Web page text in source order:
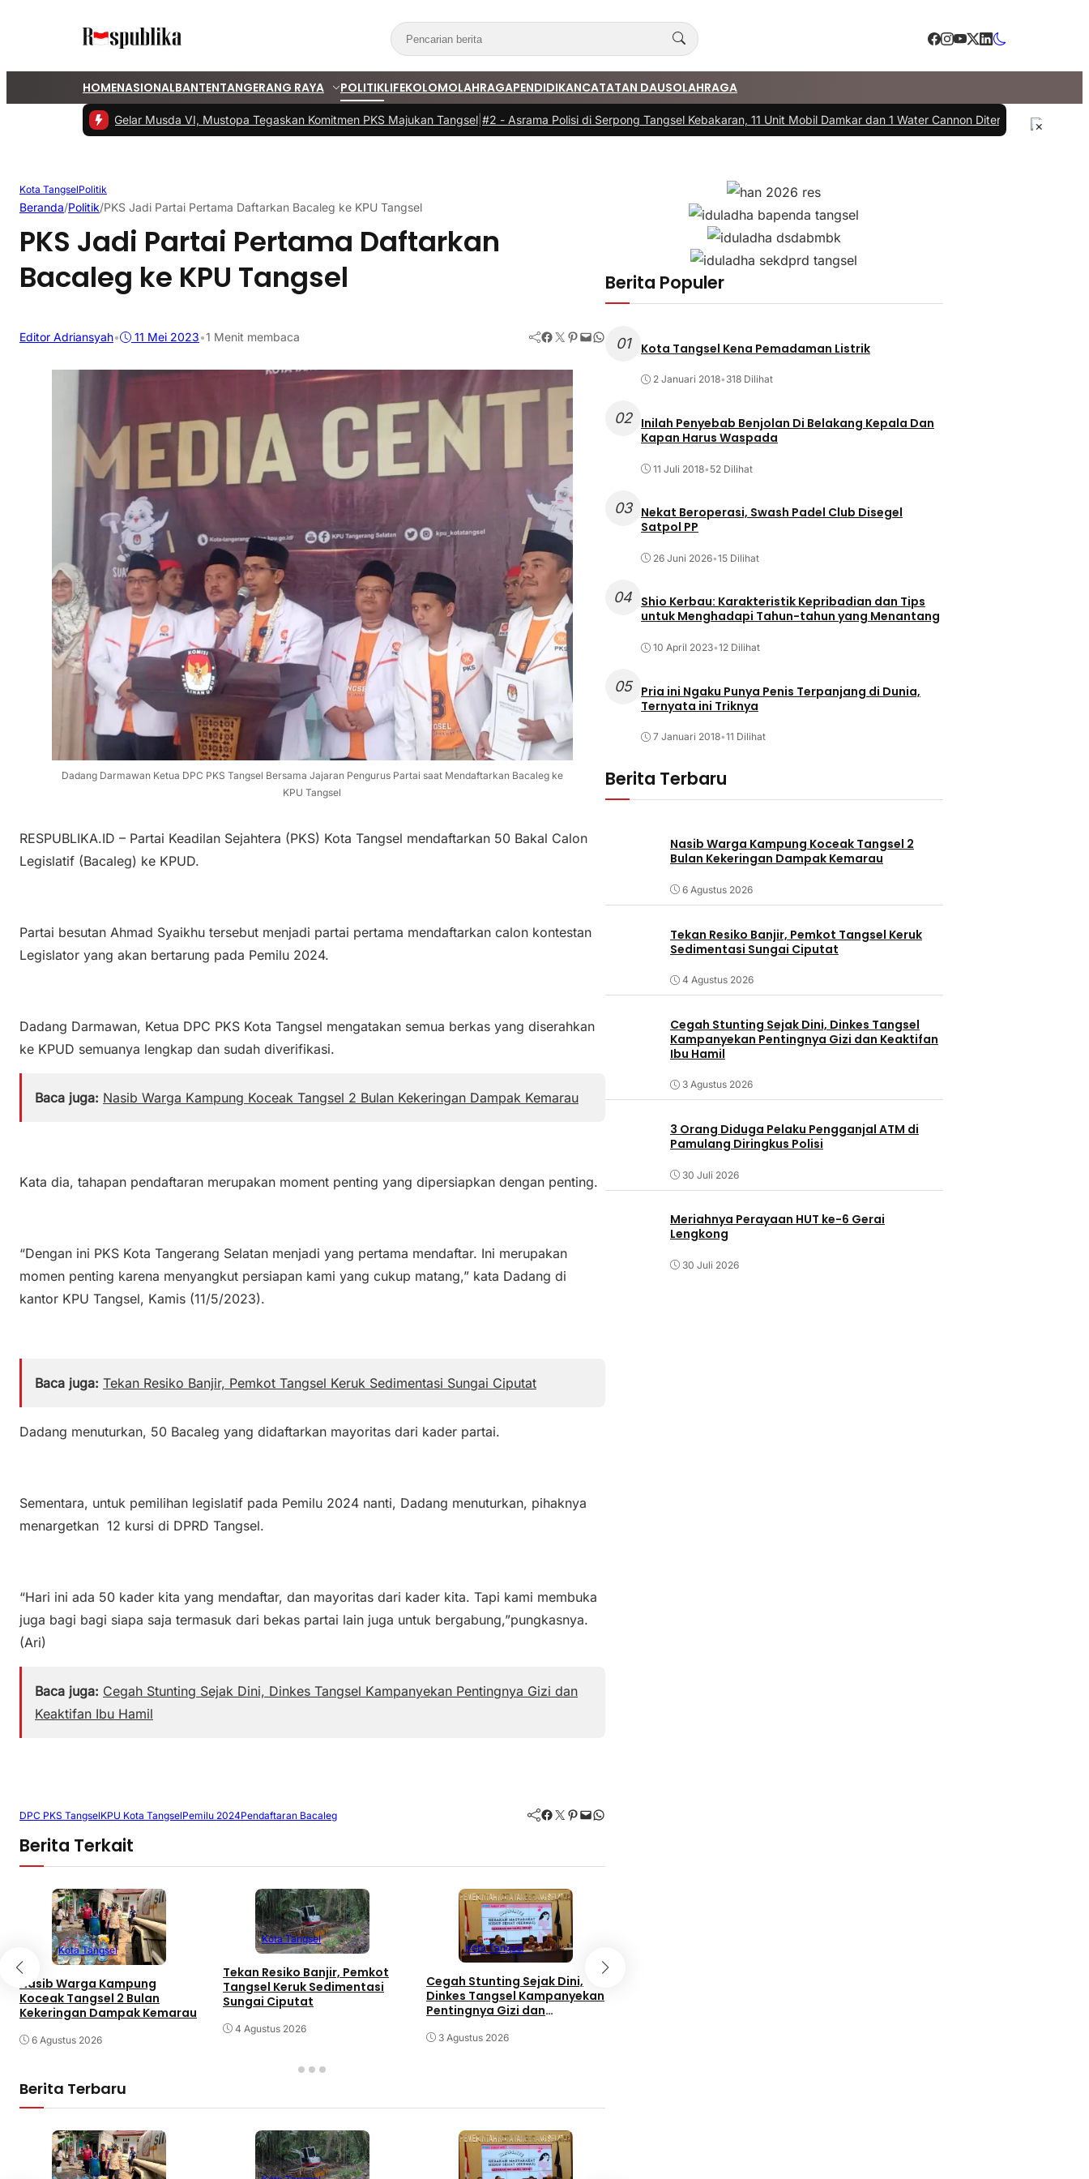
HOMENASIONALBANTENTANGERANG RAYA POLITIKLIFEKOLOMOLAHRAGAPENDIDIKANCATATAN DAUSOLAHRAGA
PKS Tangsel Gelar Musda VI, Mustopa Tegaskan Komitmen PKS Majukan Tangsel|#2 -Asrama Polisi di Serpong Tangsel Kebakaran, 11 Unit Mobil Damkar dan 1 Water Cannon Diterjunkan #3 -
Kota TangselPolitik
Beranda/Politik/PKS Jadi Partai Pertama Daftarkan Bacaleg ke KPU Tangsel
PKS Jadi Partai Pertama Daftarkan
Bacaleg ke KPU Tangsel
Editor Adriansyah• 11 Mei 2023•1 Menit membaca Facebook Twitter Pinterest Mail WhatsApp
Dadang Darmawan Ketua DPC PKS Tangsel Bersama Jajaran Pengurus Partai saat Mendaftarkan Bacaleg ke
KPU Tangsel
RESPUBLIKA.ID – Partai Keadilan Sejahtera (PKS) Kota Tangsel mendaftarkan 50 Bakal Calon
Legislatif (Bacaleg) ke KPUD.
Partai besutan Ahmad Syaikhu tersebut menjadi partai pertama mendaftarkan calon kontestan
Legislator yang akan bertarung pada Pemilu 2024.
Dadang Darmawan, Ketua DPC PKS Kota Tangsel mengatakan semua berkas yang diserahkan
ke KPUD semuanya lengkap dan sudah diverifikasi.
Baca juga: Nasib Warga Kampung Koceak Tangsel 2 Bulan Kekeringan Dampak Kemarau
Kata dia, tahapan pendaftaran merupakan moment penting yang dipersiapkan dengan penting.
“Dengan ini PKS Kota Tangerang Selatan menjadi yang pertama mendaftar. Ini merupakan
momen penting karena menyangkut persiapan kami yang cukup matang,” kata Dadang di
kantor KPU Tangsel, Kamis (11/5/2023).
Baca juga: Tekan Resiko Banjir, Pemkot Tangsel Keruk Sedimentasi Sungai Ciputat
Dadang menuturkan, 50 Bacaleg yang didaftarkan mayoritas dari kader partai.
Sementara, untuk pemilihan legislatif pada Pemilu 2024 nanti, Dadang menuturkan, pihaknya
menargetkan 12 kursi di DPRD Tangsel.
“Hari ini ada 50 kader kita yang mendaftar, dan mayoritas dari kader kita. Tapi kami membuka
juga bagi bagi siapa saja termasuk dari bekas partai lain juga untuk bergabung,”pungkasnya.
(Ari)
Baca juga: Cegah Stunting Sejak Dini, Dinkes Tangsel Kampanyekan Pentingnya Gizi dan
Keaktifan Ibu Hamil
DPC PKS TangselKPU Kota TangselPemilu 2024Pendaftaran Bacaleg Facebook Twitter Pinterest Mail WhatsApp
Berita Terkait
Kota Tangsel
Nasib Warga Kampung
Koceak Tangsel 2 Bulan
Kekeringan Dampak Kemarau
6 Agustus 2026
Kota Tangsel
Tekan Resiko Banjir, Pemkot
Tangsel Keruk Sedimentasi
Sungai Ciputat
4 Agustus 2026
Kota Tangsel
Cegah Stunting Sejak Dini,
Dinkes Tangsel Kampanyekan
Pentingnya Gizi dan
3 Agustus 2026
Berita Terbaru
Berita Populer
01 Kota Tangsel Kena Pemadaman Listrik
2 Januari 2018• 318 Dilihat
02
Inilah Penyebab Benjolan Di Belakang Kepala Dan
Kapan Harus Waspada
11 Juli 2018• 52 Dilihat
03
Nekat Beroperasi, Swash Padel Club Disegel
Satpol PP
26 Juni 2026•15 Dilihat
04 Shio Kerbau: Karakteristik Kepribadian dan Tips
untuk Menghadapi Tahun-tahun yang Menantang
10 April 2023•12 Dilihat
05
Pria ini Ngaku Punya Penis Terpanjang di Dunia,
Ternyata ini Triknya
7 Januari 2018•11 Dilihat
Berita Terbaru
Nasib Warga Kampung Koceak Tangsel 2
Bulan Kekeringan Dampak Kemarau
6 Agustus 2026
Tekan Resiko Banjir, Pemkot Tangsel Keruk
Sedimentasi Sungai Ciputat
4 Agustus 2026
Cegah Stunting Sejak Dini, Dinkes Tangsel
Kampanyekan Pentingnya Gizi dan Keaktifan
Ibu Hamil
3 Agustus 2026
3 Orang Diduga Pelaku Pengganjal ATM di
Pamulang Diringkus Polisi
30 Juli 2026
Meriahnya Perayaan HUT ke-6 Gerai
Lengkong
30 Juli 2026
×